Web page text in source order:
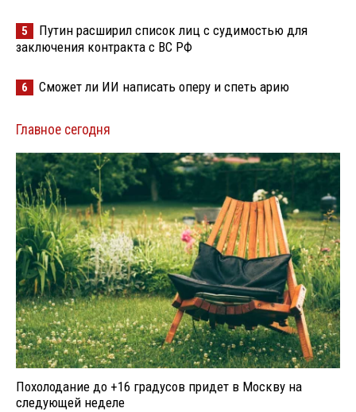
5
Путин расширил список лиц с судимостью для
заключения контракта с ВС РФ
6 Сможет ли ИИ написать оперу и спеть арию
Главное сегодня
Похолодание до +16 градусов придет в Москву на
следующей неделе